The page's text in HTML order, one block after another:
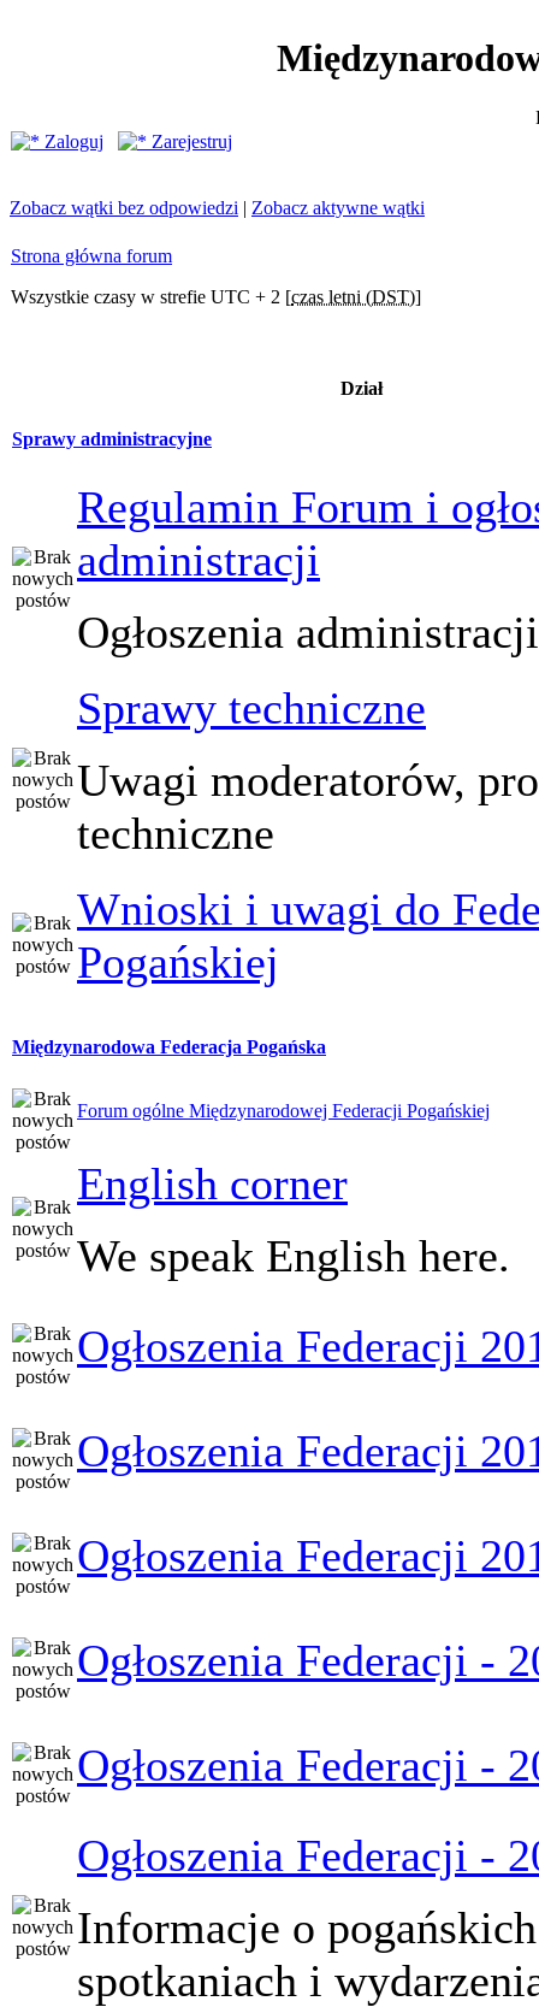
Zaloguj
Zarejestruj
Zobacz wątki bez odpowiedzi | Zobacz aktywne wątki
Strona główna forum
Wszystkie czasy w strefie UTC + 2 [czas letni (DST)]
Dział
Sprawy administracyjne
Regulamin Forum i
administracji
Ogłoszenia
Sprawy techniczne
Uwagi moderatorów,
techniczne
Wnioski i uwagi do
Pogańskiej
Międzynarodowa Federacja Pogańska
Forum ogólne Międzynarodowej Federacji Pogańskiej
English corner
We speak English here.
Ogłoszenia Federacji
Ogłoszenia Federacji
Ogłoszenia Federacji
Ogłoszenia Federacji -
Ogłoszenia Federacji -
Ogłoszenia Federacji -
Informacje o pogańskich
spotkaniach i